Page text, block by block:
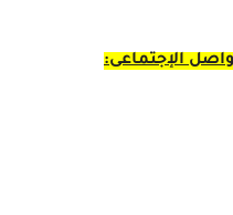
الإجتماعى: